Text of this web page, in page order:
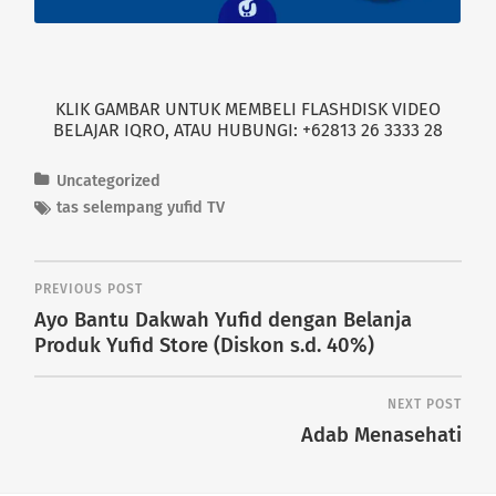
KLIK GAMBAR UNTUK MEMBELI FLASHDISK VIDEO
BELAJAR IQRO, ATAU HUBUNGI: +62813 26 3333 28
Uncategorized
tas selempang yufid TV
PREVIOUS POST
Ayo Bantu Dakwah Yufid dengan Belanja
Produk Yufid Store (Diskon s.d. 40%)
NEXT POST
Adab Menasehati